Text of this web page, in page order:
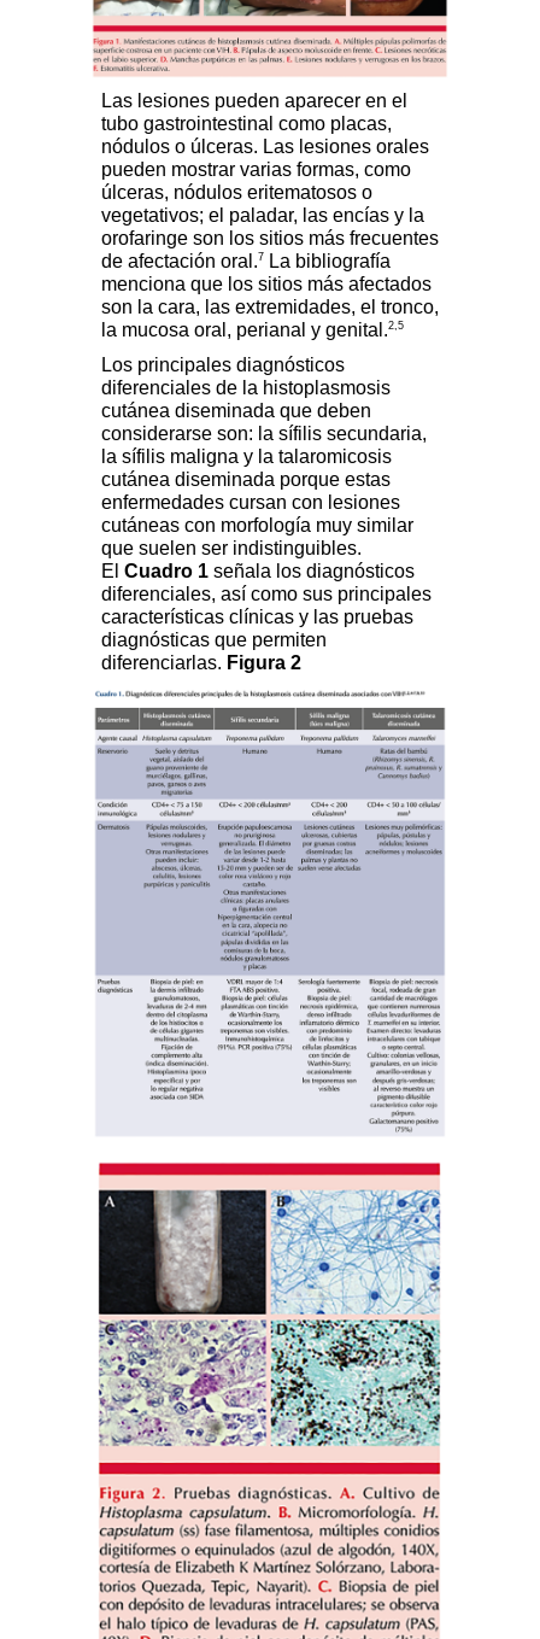
Las lesiones pueden aparecer en el
tubo gastrointestinal como placas,
nódulos o úlceras. Las lesiones orales
pueden mostrar varias formas, como
úlceras, nódulos eritematosos o
vegetativos; el paladar, las encías y la
orofaringe son los sitios más frecuentes
de afectación oral.7
La bibliografía
menciona que los sitios más afectados
son la cara, las extremidades, el tronco,
la mucosa oral, perianal y genital.2,5
Los principales diagnósticos
diferenciales de la histoplasmosis
cutánea diseminada que deben
considerarse son: la sífilis secundaria,
la sífilis maligna y la talaromicosis
cutánea diseminada porque estas
enfermedades cursan con lesiones
cutáneas con morfología muy similar
que suelen ser indistinguibles.
El Cuadro 1 señala los diagnósticos
diferenciales, así como sus principales
características clínicas y las pruebas
diagnósticas que permiten
diferenciarlas. Figura 2